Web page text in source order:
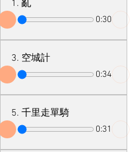
1. 亂
0:30
3. 空城計
0:34
5. 千里走單騎
0:31